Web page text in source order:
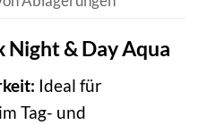
& Day Aqua
Ideal für
Tag- und